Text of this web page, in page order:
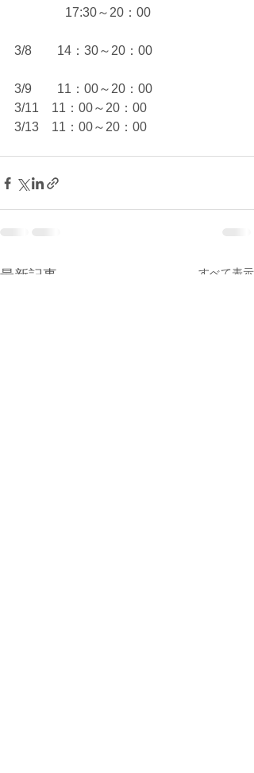
17:30～20：00
3/8　　14：30～20：00
3/9　　11：00～20：00
3/11　11：00～20：00
3/13　11：00～20：00
最新記事 すべて表示